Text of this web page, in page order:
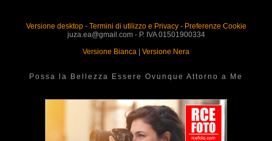
Versione desktop- Termini di utilizzo e Privacy- Preferenze Cookie
juza.ea@gmail.com - P. IVA 01501900334
Versione Bianca
Versione Nera
Possa la Bellezza Essere Ovunque Attorno a Me